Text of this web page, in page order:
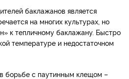
баклажанов является
на многих культурах, но
к тепличному баклажану. Быстро
температуре и недостаточном
борьбе с паутинным клещом –